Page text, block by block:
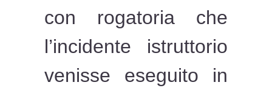
con rogatoria che
l’incidente istruttorio
venisse eseguito in